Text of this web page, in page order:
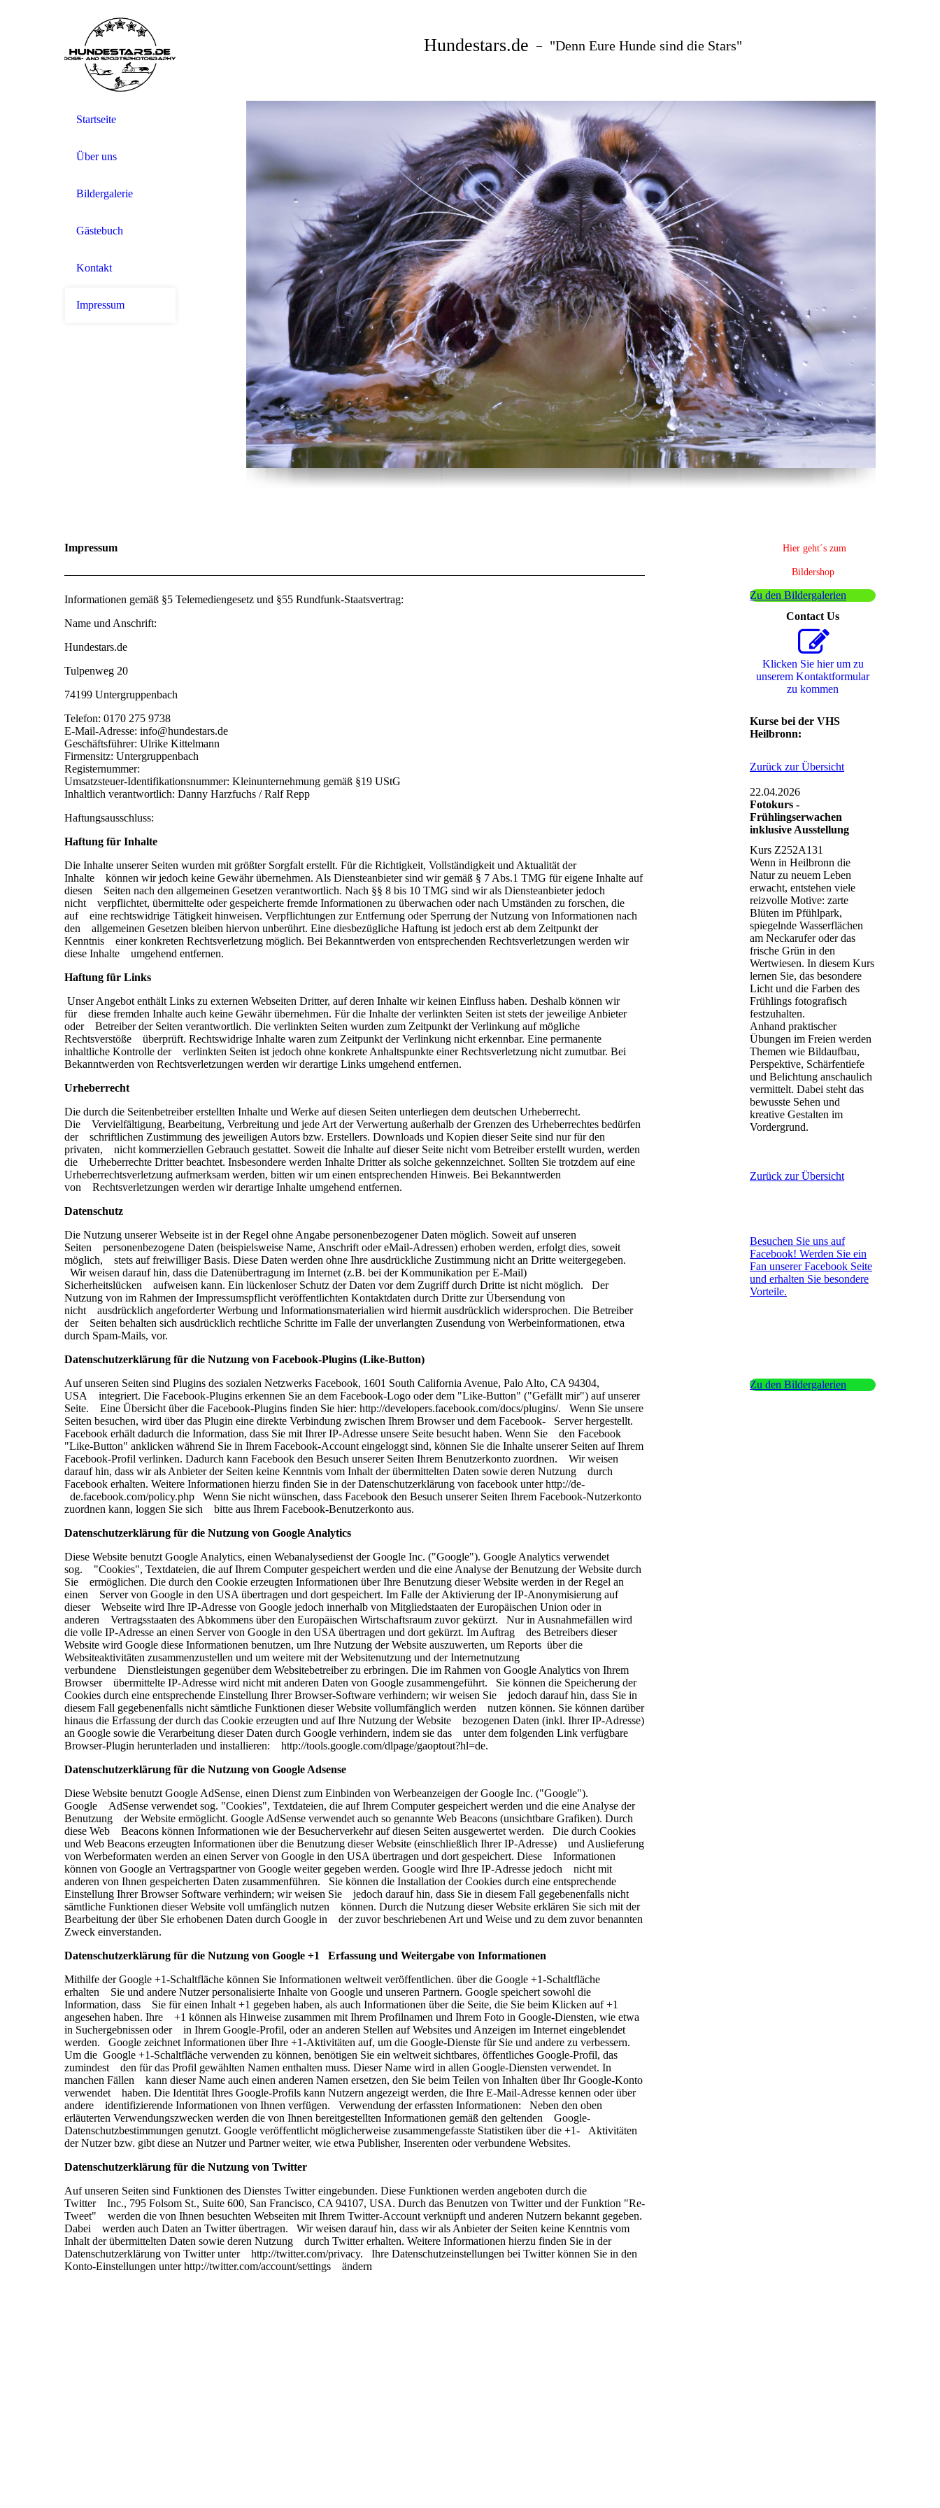
Hundestars.de – "Denn Eure Hunde sind die Stars"
Startseite
Über uns
Bildergalerie
Gästebuch
Kontakt
Impressum
Impressum
Informationen gemäß §5 Telemediengesetz und §55 Rundfunk-Staatsvertrag:
Name und Anschrift:
Hundestars.de
Tulpenweg 20
74199 Untergruppenbach
Telefon: 0170 275 9738
E-Mail-Adresse: info@hundestars.de
Geschäftsführer: Ulrike Kittelmann
Firmensitz: Untergruppenbach
Registernummer:
Umsatzsteuer-Identifikationsnummer: Kleinunternehmung gemäß §19 UStG
Inhaltlich verantwortlich: Danny Harzfuchs / Ralf Repp
Haftungsausschluss:
Haftung für Inhalte
Die Inhalte unserer Seiten wurden mit größter Sorgfalt erstellt. Für die Richtigkeit, Vollständigkeit und Aktualität der
Inhalte können wir jedoch keine Gewähr übernehmen. Als Diensteanbieter sind wir gemäß § 7 Abs.1 TMG für eigene Inhalte auf
diesen Seiten nach den allgemeinen Gesetzen verantwortlich. Nach §§ 8 bis 10 TMG sind wir als Diensteanbieter jedoch
nicht verpflichtet, übermittelte oder gespeicherte fremde Informationen zu überwachen oder nach Umständen zu forschen, die
auf eine rechtswidrige Tätigkeit hinweisen. Verpflichtungen zur Entfernung oder Sperrung der Nutzung von Informationen nach
den allgemeinen Gesetzen bleiben hiervon unberührt. Eine diesbezügliche Haftung ist jedoch erst ab dem Zeitpunkt der
Kenntnis einer konkreten Rechtsverletzung möglich. Bei Bekanntwerden von entsprechenden Rechtsverletzungen werden wir
diese Inhalte umgehend entfernen.
Haftung für Links
Unser Angebot enthält Links zu externen Webseiten Dritter, auf deren Inhalte wir keinen Einfluss haben. Deshalb können wir
für diese fremden Inhalte auch keine Gewähr übernehmen. Für die Inhalte der verlinkten Seiten ist stets der jeweilige Anbieter
oder Betreiber der Seiten verantwortlich. Die verlinkten Seiten wurden zum Zeitpunkt der Verlinkung auf mögliche
Rechtsverstöße überprüft. Rechtswidrige Inhalte waren zum Zeitpunkt der Verlinkung nicht erkennbar. Eine permanente
inhaltliche Kontrolle der verlinkten Seiten ist jedoch ohne konkrete Anhaltspunkte einer Rechtsverletzung nicht zumutbar. Bei
Bekanntwerden von Rechtsverletzungen werden wir derartige Links umgehend entfernen.
Urheberrecht
Die durch die Seitenbetreiber erstellten Inhalte und Werke auf diesen Seiten unterliegen dem deutschen Urheberrecht.
Die Vervielfältigung, Bearbeitung, Verbreitung und jede Art der Verwertung außerhalb der Grenzen des Urheberrechtes bedürfen
der schriftlichen Zustimmung des jeweiligen Autors bzw. Erstellers. Downloads und Kopien dieser Seite sind nur für den
privaten, nicht kommerziellen Gebrauch gestattet. Soweit die Inhalte auf dieser Seite nicht vom Betreiber erstellt wurden, werden
die Urheberrechte Dritter beachtet. Insbesondere werden Inhalte Dritter als solche gekennzeichnet. Sollten Sie trotzdem auf eine
Urheberrechtsverletzung aufmerksam werden, bitten wir um einen entsprechenden Hinweis. Bei Bekanntwerden
von Rechtsverletzungen werden wir derartige Inhalte umgehend entfernen.
Datenschutz
Die Nutzung unserer Webseite ist in der Regel ohne Angabe personenbezogener Daten möglich. Soweit auf unseren
Seiten personenbezogene Daten (beispielsweise Name, Anschrift oder eMail-Adressen) erhoben werden, erfolgt dies, soweit
möglich, stets auf freiwilliger Basis. Diese Daten werden ohne Ihre ausdrückliche Zustimmung nicht an Dritte weitergegeben.
Wir weisen darauf hin, dass die Datenübertragung im Internet (z.B. bei der Kommunikation per E-Mail)
Sicherheitslücken aufweisen kann. Ein lückenloser Schutz der Daten vor dem Zugriff durch Dritte ist nicht möglich. Der
Nutzung von im Rahmen der Impressumspflicht veröffentlichten Kontaktdaten durch Dritte zur Übersendung von
nicht ausdrücklich angeforderter Werbung und Informationsmaterialien wird hiermit ausdrücklich widersprochen. Die Betreiber
der Seiten behalten sich ausdrücklich rechtliche Schritte im Falle der unverlangten Zusendung von Werbeinformationen, etwa
durch Spam-Mails, vor.
Datenschutzerklärung für die Nutzung von Facebook-Plugins (Like-Button)
Auf unseren Seiten sind Plugins des sozialen Netzwerks Facebook, 1601 South California Avenue, Palo Alto, CA 94304,
USA integriert. Die Facebook-Plugins erkennen Sie an dem Facebook-Logo oder dem "Like-Button" ("Gefällt mir") auf unserer
Seite. Eine Übersicht über die Facebook-Plugins finden Sie hier: http://developers.facebook.com/docs/plugins/. Wenn Sie unsere
Seiten besuchen, wird über das Plugin eine direkte Verbindung zwischen Ihrem Browser und dem Facebook- Server hergestellt.
Facebook erhält dadurch die Information, dass Sie mit Ihrer IP-Adresse unsere Seite besucht haben. Wenn Sie den Facebook
"Like-Button" anklicken während Sie in Ihrem Facebook-Account eingeloggt sind, können Sie die Inhalte unserer Seiten auf Ihrem
Facebook-Profil verlinken. Dadurch kann Facebook den Besuch unserer Seiten Ihrem Benutzerkonto zuordnen. Wir weisen
darauf hin, dass wir als Anbieter der Seiten keine Kenntnis vom Inhalt der übermittelten Daten sowie deren Nutzung durch
Facebook erhalten. Weitere Informationen hierzu finden Sie in der Datenschutzerklärung von facebook unter http://de-
de.facebook.com/policy.php Wenn Sie nicht wünschen, dass Facebook den Besuch unserer Seiten Ihrem Facebook-Nutzerkonto
zuordnen kann, loggen Sie sich bitte aus Ihrem Facebook-Benutzerkonto aus.
Datenschutzerklärung für die Nutzung von Google Analytics
Diese Website benutzt Google Analytics, einen Webanalysedienst der Google Inc. ("Google"). Google Analytics verwendet
sog. "Cookies", Textdateien, die auf Ihrem Computer gespeichert werden und die eine Analyse der Benutzung der Website durch
Sie ermöglichen. Die durch den Cookie erzeugten Informationen über Ihre Benutzung dieser Website werden in der Regel an
einen Server von Google in den USA übertragen und dort gespeichert. Im Falle der Aktivierung der IP-Anonymisierung auf
dieser Webseite wird Ihre IP-Adresse von Google jedoch innerhalb von Mitgliedstaaten der Europäischen Union oder in
anderen Vertragsstaaten des Abkommens über den Europäischen Wirtschaftsraum zuvor gekürzt. Nur in Ausnahmefällen wird
die volle IP-Adresse an einen Server von Google in den USA übertragen und dort gekürzt. Im Auftrag des Betreibers dieser
Website wird Google diese Informationen benutzen, um Ihre Nutzung der Website auszuwerten, um Reports über die
Websiteaktivitäten zusammenzustellen und um weitere mit der Websitenutzung und der Internetnutzung
verbundene Dienstleistungen gegenüber dem Websitebetreiber zu erbringen. Die im Rahmen von Google Analytics von Ihrem
Browser übermittelte IP-Adresse wird nicht mit anderen Daten von Google zusammengeführt. Sie können die Speicherung der
Cookies durch eine entsprechende Einstellung Ihrer Browser-Software verhindern; wir weisen Sie jedoch darauf hin, dass Sie in
diesem Fall gegebenenfalls nicht sämtliche Funktionen dieser Website vollumfänglich werden nutzen können. Sie können darüber
hinaus die Erfassung der durch das Cookie erzeugten und auf Ihre Nutzung der Website bezogenen Daten (inkl. Ihrer IP-Adresse)
an Google sowie die Verarbeitung dieser Daten durch Google verhindern, indem sie das unter dem folgenden Link verfügbare
Browser-Plugin herunterladen und installieren: http://tools.google.com/dlpage/gaoptout?hl=de.
Datenschutzerklärung für die Nutzung von Google Adsense
Diese Website benutzt Google AdSense, einen Dienst zum Einbinden von Werbeanzeigen der Google Inc. ("Google").
Google AdSense verwendet sog. "Cookies", Textdateien, die auf Ihrem Computer gespeichert werden und die eine Analyse der
Benutzung der Website ermöglicht. Google AdSense verwendet auch so genannte Web Beacons (unsichtbare Grafiken). Durch
diese Web Beacons können Informationen wie der Besucherverkehr auf diesen Seiten ausgewertet werden. Die durch Cookies
und Web Beacons erzeugten Informationen über die Benutzung dieser Website (einschließlich Ihrer IP-Adresse) und Auslieferung
von Werbeformaten werden an einen Server von Google in den USA übertragen und dort gespeichert. Diese Informationen
können von Google an Vertragspartner von Google weiter gegeben werden. Google wird Ihre IP-Adresse jedoch nicht mit
anderen von Ihnen gespeicherten Daten zusammenführen. Sie können die Installation der Cookies durch eine entsprechende
Einstellung Ihrer Browser Software verhindern; wir weisen Sie jedoch darauf hin, dass Sie in diesem Fall gegebenenfalls nicht
sämtliche Funktionen dieser Website voll umfänglich nutzen können. Durch die Nutzung dieser Website erklären Sie sich mit der
Bearbeitung der über Sie erhobenen Daten durch Google in der zuvor beschriebenen Art und Weise und zu dem zuvor benannten
Zweck einverstanden.
Datenschutzerklärung für die Nutzung von Google +1 Erfassung und Weitergabe von Informationen
Mithilfe der Google +1-Schaltfläche können Sie Informationen weltweit veröffentlichen. über die Google +1-Schaltfläche
erhalten Sie und andere Nutzer personalisierte Inhalte von Google und unseren Partnern. Google speichert sowohl die
Information, dass Sie für einen Inhalt +1 gegeben haben, als auch Informationen über die Seite, die Sie beim Klicken auf +1
angesehen haben. Ihre +1 können als Hinweise zusammen mit Ihrem Profilnamen und Ihrem Foto in Google-Diensten, wie etwa
in Suchergebnissen oder in Ihrem Google-Profil, oder an anderen Stellen auf Websites und Anzeigen im Internet eingeblendet
werden. Google zeichnet Informationen über Ihre +1-Aktivitäten auf, um die Google-Dienste für Sie und andere zu verbessern.
Um die Google +1-Schaltfläche verwenden zu können, benötigen Sie ein weltweit sichtbares, öffentliches Google-Profil, das
zumindest den für das Profil gewählten Namen enthalten muss. Dieser Name wird in allen Google-Diensten verwendet. In
manchen Fällen kann dieser Name auch einen anderen Namen ersetzen, den Sie beim Teilen von Inhalten über Ihr Google-Konto
verwendet haben. Die Identität Ihres Google-Profils kann Nutzern angezeigt werden, die Ihre E-Mail-Adresse kennen oder über
andere identifizierende Informationen von Ihnen verfügen. Verwendung der erfassten Informationen: Neben den oben
erläuterten Verwendungszwecken werden die von Ihnen bereitgestellten Informationen gemäß den geltenden Google-
Datenschutzbestimmungen genutzt. Google veröffentlicht möglicherweise zusammengefasste Statistiken über die +1- Aktivitäten
der Nutzer bzw. gibt diese an Nutzer und Partner weiter, wie etwa Publisher, Inserenten oder verbundene Websites.
Datenschutzerklärung für die Nutzung von Twitter
Auf unseren Seiten sind Funktionen des Dienstes Twitter eingebunden. Diese Funktionen werden angeboten durch die
Twitter Inc., 795 Folsom St., Suite 600, San Francisco, CA 94107, USA. Durch das Benutzen von Twitter und der Funktion "Re-
Tweet" werden die von Ihnen besuchten Webseiten mit Ihrem Twitter-Account verknüpft und anderen Nutzern bekannt gegeben.
Dabei werden auch Daten an Twitter übertragen. Wir weisen darauf hin, dass wir als Anbieter der Seiten keine Kenntnis vom
Inhalt der übermittelten Daten sowie deren Nutzung durch Twitter erhalten. Weitere Informationen hierzu finden Sie in der
Datenschutzerklärung von Twitter unter http://twitter.com/privacy. Ihre Datenschutzeinstellungen bei Twitter können Sie in den
Konto-Einstellungen unter http://twitter.com/account/settings ändern
Hier geht´s zum
Bildershop
Zu den Bildergalerien
Contact Us
Klicken Sie hier um zu
unserem Kon­takt­for­mu­lar
zu kommen
Kurse bei der VHS
Heilbronn:
Zurück zur Übersicht
22.04.2026
Fotokurs -
Frühlingserwachen
inklusive Ausstellung
Kurs Z252A131
Wenn in Heilbronn die
Natur zu neuem Leben
erwacht, entstehen viele
reizvolle Motive: zarte
Blüten im Pfühlpark,
spiegelnde Wasserflächen
am Neckarufer oder das
frische Grün in den
Wertwiesen. In diesem Kurs
lernen Sie, das besondere
Licht und die Farben des
Frühlings fotografisch
festzuhalten.
Anhand praktischer
Übungen im Freien werden
Themen wie Bildaufbau,
Perspektive, Schärfentiefe
und Belichtung anschaulich
vermittelt. Dabei steht das
bewusste Sehen und
kreative Gestalten im
Vordergrund.
Zurück zur Übersicht
Besuchen Sie uns auf
Facebook! Werden Sie ein
Fan unserer Facebook Seite
und erhalten Sie besondere
Vorteile.
Zu den Bildergalerien